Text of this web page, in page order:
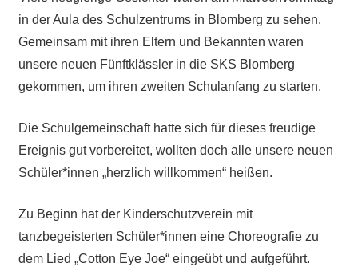
in der Aula des Schulzentrums in Blomberg zu sehen.
Gemeinsam mit ihren Eltern und Bekannten waren
unsere neuen Fünftklässler in die SKS Blomberg
gekommen, um ihren zweiten Schulanfang zu starten.
Die Schulgemeinschaft hatte sich für dieses freudige
Ereignis gut vorbereitet, wollten doch alle unsere neuen
Schüler*innen „herzlich willkommen“ heißen.
Zu Beginn hat der Kinderschutzverein mit
tanzbegeisterten Schüler*innen eine Choreografie zu
dem Lied „Cotton Eye Joe“ eingeübt und aufgeführt.